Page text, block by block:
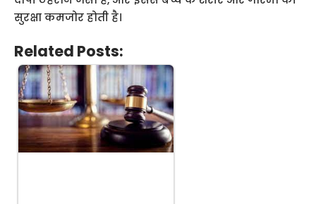
सुरक्षा कमजोर होती है।
Related Posts: